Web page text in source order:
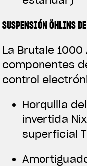
SUSPENSIÓN ÖHLINS
La Brutale
componentes
control
Horquilla
invertida
superficial